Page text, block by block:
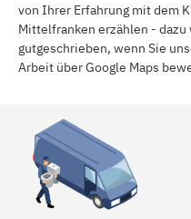
von Ihrer Erfahrung mit dem
Mittelfranken erzählen -
gutgeschrieben, wenn Sie
Arbeit über Google Maps